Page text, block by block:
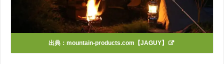
出典： mountain-products.com【JAGUY】